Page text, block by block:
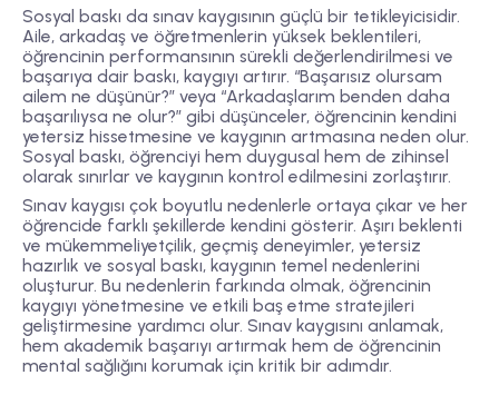
Sosyal baskı da sınav kaygısının güçlü bir tetikleyicisidir.
Aile, arkadaş ve öğretmenlerin yüksek beklentileri,
öğrencinin performansının sürekli değerlendirilmesi ve
başarıya dair baskı, kaygıyı artırır. “Başarısız olursam
ailem ne düşünür?” veya “Arkadaşlarım benden daha
başarılıysa ne olur?” gibi düşünceler, öğrencinin kendini
yetersiz hissetmesine ve kaygının artmasına neden olur.
Sosyal baskı, öğrenciyi hem duygusal hem de zihinsel
olarak sınırlar ve kaygının kontrol edilmesini zorlaştırır.
Sınav kaygısı çok boyutlu nedenlerle ortaya çıkar ve her
öğrencide farklı şekillerde kendini gösterir. Aşırı beklenti
ve mükemmeliyetçilik, geçmiş deneyimler, yetersiz
hazırlık ve sosyal baskı, kaygının temel nedenlerini
oluşturur. Bu nedenlerin farkında olmak, öğrencinin
kaygıyı yönetmesine ve etkili baş etme stratejileri
geliştirmesine yardımcı olur. Sınav kaygısını anlamak,
hem akademik başarıyı artırmak hem de öğrencinin
mental sağlığını korumak için kritik bir adımdır.